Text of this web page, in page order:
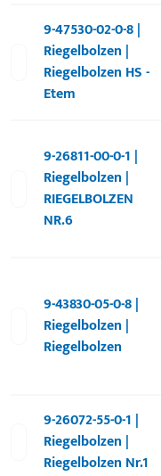
9-47530-02-0-8 |
Riegelbolzen |
Riegelbolzen HS -
Etem
9-26811-00-0-1 |
Riegelbolzen |
RIEGELBOLZEN
NR.6
9-43830-05-0-8 |
Riegelbolzen |
Riegelbolzen
9-26072-55-0-1 |
Riegelbolzen |
Riegelbolzen Nr.1